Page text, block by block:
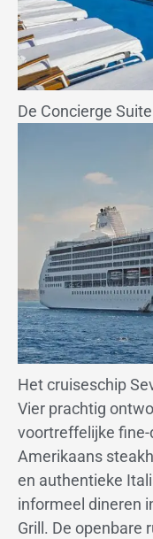
De Concierge Suite
Het cruiseschip
Vier prachtig
voortreffelijke
Amerikaans
en authentieke
informeel dineren
Grill. De openbare